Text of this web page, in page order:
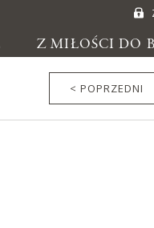
Z MIŁOŚCI DO
< POPRZEDNI